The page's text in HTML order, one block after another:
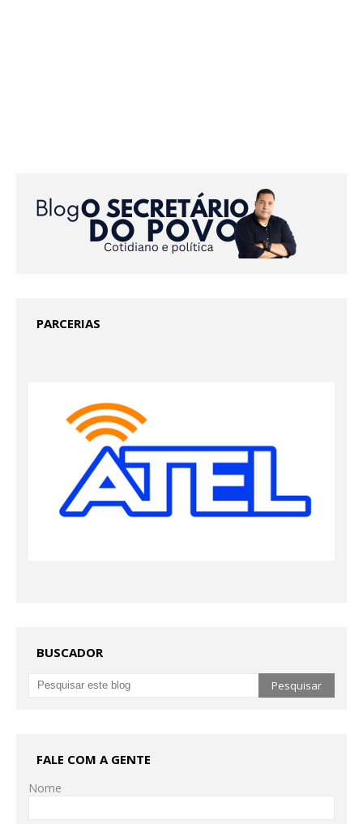
PARCERIAS
BUSCADOR
FALE COM A GENTE
Nome